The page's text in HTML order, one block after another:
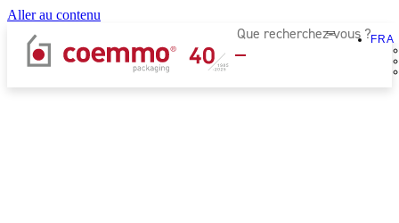
Aller au contenu
FRA